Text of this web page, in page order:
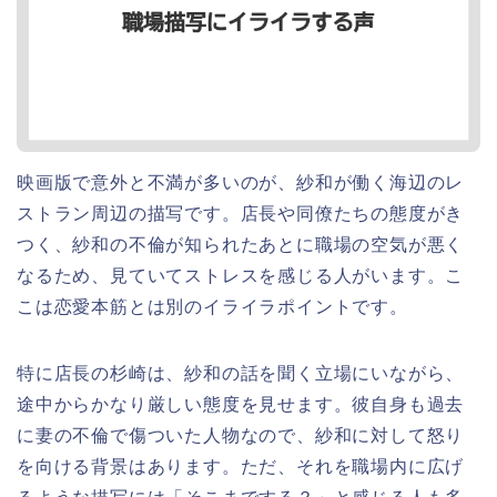
映画版で意外と不満が多いのが、紗和が働く海辺のレ
ストラン周辺の描写です。店長や同僚たちの態度がき
つく、紗和の不倫が知られたあとに職場の空気が悪く
なるため、見ていてストレスを感じる人がいます。こ
こは恋愛本筋とは別のイライラポイントです。
特に店長の杉崎は、紗和の話を聞く立場にいながら、
途中からかなり厳しい態度を見せます。彼自身も過去
に妻の不倫で傷ついた人物なので、紗和に対して怒り
を向ける背景はあります。ただ、それを職場内に広げ